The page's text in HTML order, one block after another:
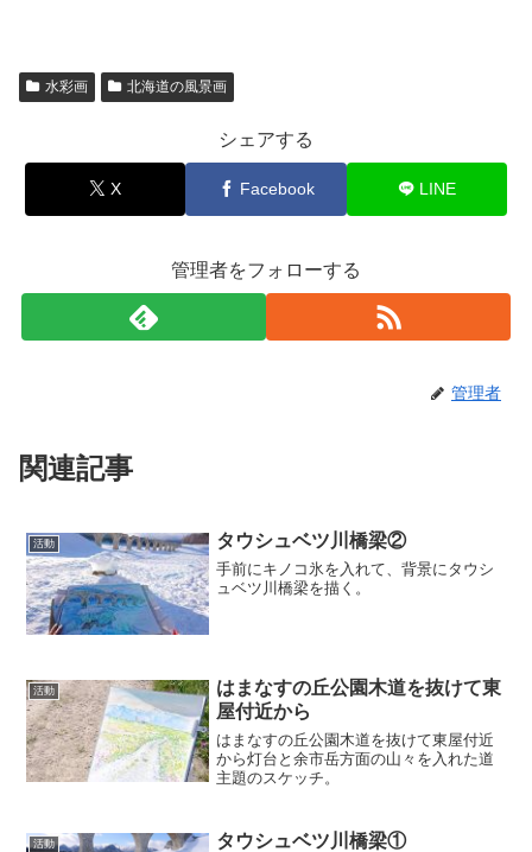
水彩画 北海道の風景画
シェアする
X Facebook LINE
管理者をフォローする
管理者
関連記事
活動 タウシュベツ川橋梁②
手前にキノコ氷を入れて、背景にタウシ
ュベツ川橋梁を描く。
活動
はまなすの丘公園木道を抜けて東
屋付近から
はまなすの丘公園木道を抜けて東屋付近
から灯台と余市岳方面の山々を入れた道
主題のスケッチ。
活動 タウシュベツ川橋梁①